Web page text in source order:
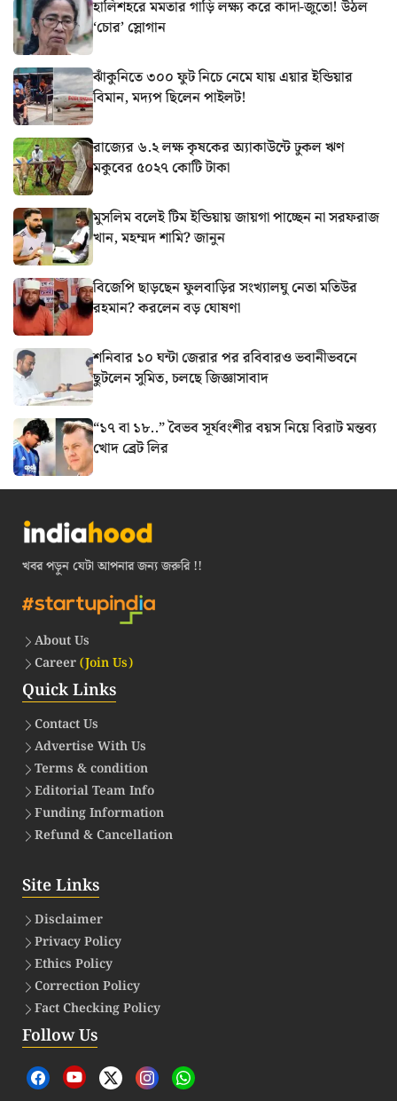
হালিশহরে মমতার গাড়ি লক্ষ্য করে কাদা-জুতো! উঠল
‘চোর’ স্লোগান
ঝাঁকুনিতে ৩০০ ফুট নিচে নেমে যায় এয়ার ইন্ডিয়ার
বিমান, মদ্যপ ছিলেন পাইলট!
রাজ্যের ৬.২ লক্ষ কৃষকের অ্যাকাউন্টে ঢুকল ঋণ
মকুবের ৫০২৭ কোটি টাকা
মুসলিম বলেই টিম ইন্ডিয়ায় জায়গা পাচ্ছেন না সরফরাজ
খান, মহম্মদ শামি? জানুন
বিজেপি ছাড়ছেন ফুলবাড়ির সংখ্যালঘু নেতা মতিউর
রহমান? করলেন বড় ঘোষণা
শনিবার ১০ ঘন্টা জেরার পর রবিবারও ভবানীভবনে
ছুটলেন সুমিত, চলছে জিজ্ঞাসাবাদ
“১৭ বা ১৮..” বৈভব সূর্যবংশীর বয়স নিয়ে বিরাট মন্তব্য
খোদ ব্রেট লির
খবর পড়ুন যেটা আপনার জন্য জরুরি !!
About Us
Career(Join Us)
Quick Links
Contact Us
Advertise With Us
Terms & condition
Editorial Team Info
Funding Information
Refund & Cancellation
Site Links
Disclaimer
Privacy Policy
Ethics Policy
Correction Policy
Fact Checking Policy
Follow Us